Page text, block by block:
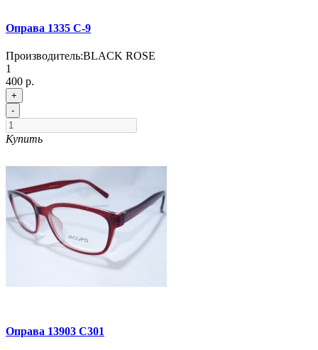
Оправа 1335 C-9
Производитель:BLACK ROSE
1
400 р.
+
-
Купить
Оправа 13903 C301